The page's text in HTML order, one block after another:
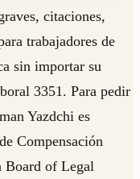
citaciones,
trabajadores de
sin importar su
3351. Para pedir
Yazdchi es
Compensación
Board of Legal